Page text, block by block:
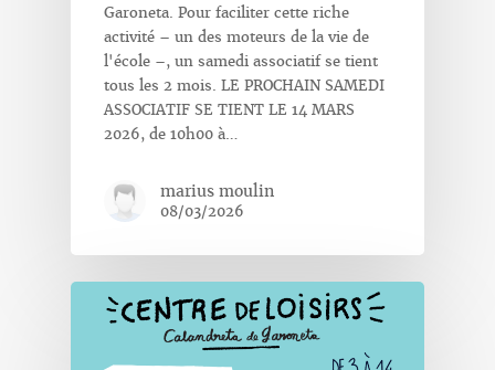
Garoneta. Pour faciliter cette riche
activité – un des moteurs de la vie de
l'école –, un samedi associatif se tient
tous les 2 mois. LE PROCHAIN SAMEDI
ASSOCIATIF SE TIENT LE 14 MARS
2026, de 10h00 à…
marius moulin
08/03/2026